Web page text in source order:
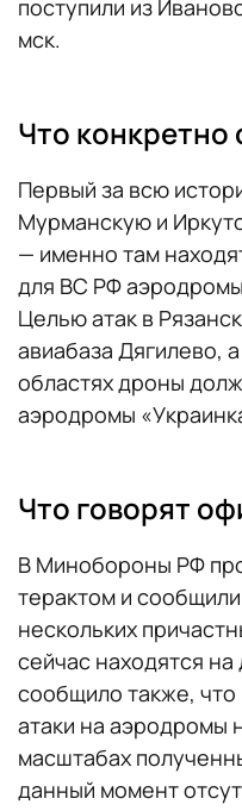
поступили из
мск.
Что конкретно
Первый за всю
Мурманскую и
— именно там
для ВС РФ
Целью атак в
авиабаза Дягилево,
областях дроны
аэродромы
Что говорят
В Минобороны РФ
терактом и
нескольких
сейчас находятся
сообщило также,
атаки на аэродромы
масштабах
данный момент